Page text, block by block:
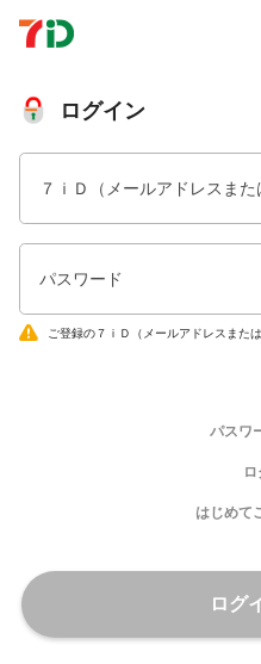
ログイン
７ｉＤ（メールアドレスまた
パスワード
ご登録の７ｉＤ（メールアドレスまた
パスワ
はじめて
ログ